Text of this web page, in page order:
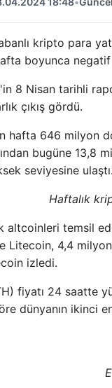
kripto para
boyunca negatif
8 Nisan tarihli
çıkış gördü.
hafta 646 milyon
bugüne 13,8
seviyesine
Haftalık
temsil
Litecoin, 4,4
izledi.
fiyatı 24 saatte
dünyanın ikinci